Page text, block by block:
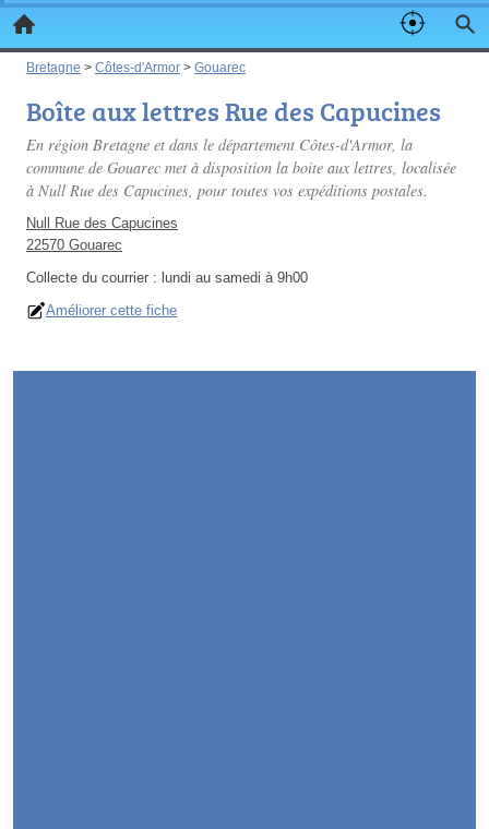
Bretagne > Côtes-d'Armor > Gouarec
Boîte aux lettres Rue des Capucines
En région Bretagne et dans le département Côtes-d'Armor, la
commune de Gouarec met à disposition la boite aux lettres, localisée
à Null Rue des Capucines, pour toutes vos expéditions postales.
Null Rue des Capucines
22570 Gouarec
Collecte du courrier : lundi au samedi à 9h00
Améliorer cette fiche